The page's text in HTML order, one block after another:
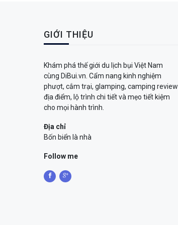
GIỚI THIỆU
Khám phá thế giới du lịch bụi Việt Nam
cùng DiBui.vn. Cẩm nang kinh nghiệm
phượt, cắm trại, glamping, camping review
địa điểm, lộ trình chi tiết và mẹo tiết kiệm
cho mọi hành trình.
Địa chỉ
Bốn biển là nhà
Follow me